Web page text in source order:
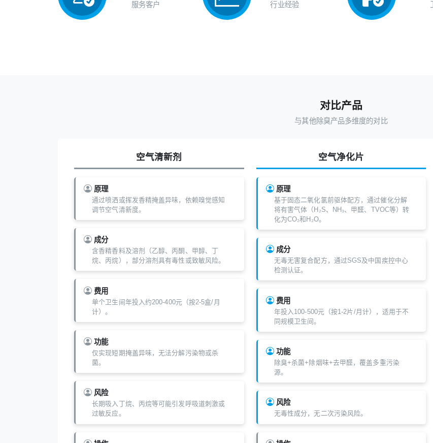
服务客户 行业经验
对比产品
与其他除臭产品多维度的对比
空气清新剂
原理
通过喷洒或挥发香精掩盖异味，依赖嗅觉感知
调节空气清新度。
成分
含香精香料及溶剂（乙醇、丙酮、甲醇、丁
烷、丙烷），部分溶剂具有毒性或致敏风险。
费用
单个卫生间年投入约200-400元（按2-5盒/月
计）。
功能
仅实现短期掩盖异味，无法分解污染物或杀
菌。
风险
长期吸入丁烷、丙烷等可能引发呼吸道刺激或
过敏反应。
空气净化片
原理
基于固态二氧化氯前驱体配方，通过催化分解
将有害气体（H₂S、NH₃、甲醛、TVOC等）转
化为CO₂和H₂O。
成分
无毒无害复合配方，通过SGS及中国疾控中心
检测认证。
费用
年投入100-500元（按1-2片/月计），适用于不
同规模卫生间。
功能
除臭+杀菌+除烟味+去甲醛，覆盖多重污染
源。
风险
无毒性成分，无二次污染风险。